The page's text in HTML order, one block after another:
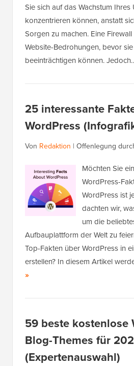
Sie sich auf das Wachstum Ihres
konzentrieren können, anstatt
Sorgen zu machen. Eine
Website-Bedrohungen, bevor
beeinträchtigen können.
25 interessante
WordPress
Von Redaktion | Offenlegung
Möchten Sie
WordPress-
WordPress ist
dachten wir,
um die
Aufbauplattform der Welt zu
Top-Fakten über WordPress in
erstellen? In diesem Artikel
»
59 beste kostenlose
Blog-Themes für
(Expertenauswahl)